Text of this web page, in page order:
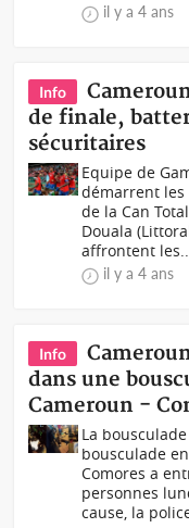
il y a 4 ans
Info
de finale,
sécuritaires
Equipe de
démarrent
de la Can
Douala
affrontent
il y a 4 ans
Info
dans une
Cameroun -
La
bousculade
Comores a
personnes
cause, la